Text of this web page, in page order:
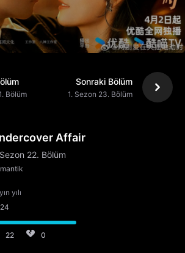
Bölüm
Sonraki Bölüm
1. Sezon 23. Bölüm
Affair
22. Bölüm
yılı
22 0